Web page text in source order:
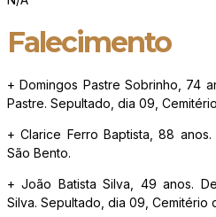
Falecimento
+ Domingos Pastre Sobrinho, 74
Pastre. Sepultado, dia 09,
+ Clarice Ferro Baptista, 88
São Bento.
+ João Batista Silva, 49 anos.
Silva. Sepultado, dia 09, Cemitério